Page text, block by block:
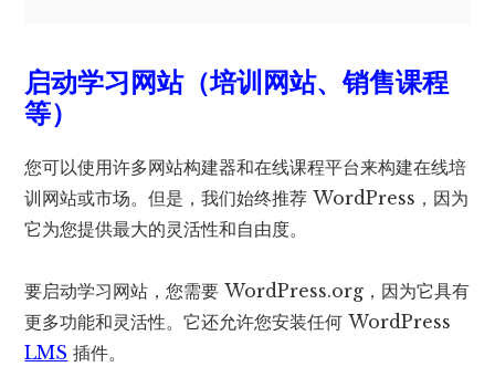
启动学习网站（培训网站、销售课程
等）
您可以使用许多网站构建器和在线课程平台来构建在线培
训网站或市场。但是，我们始终推荐 WordPress，因为
它为您提供最大的灵活性和自由度。
要启动学习网站，您需要 WordPress.org，因为它具有
更多功能和灵活性。它还允许您安装任何 WordPress
LMS 插件。